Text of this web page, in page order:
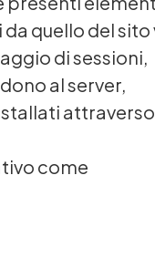
quello del sito
di sessioni,
al server,
come